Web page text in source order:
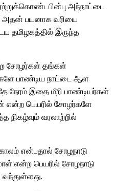
அந்நாட்டை
அதன் பயனாக வரியை
தமிழகத்தில் இருந்த
சோழர்கள் தங்கள்
பாண்டிய நாட்டை ஆள
நேரம் இதை மீறி பாண்டியர்கள்
என்ற பெயரில் சோழர்களே
வரலாற்றில்
என்பதால் சோழநாடு
என்ற பெயரில் சோழநாடு